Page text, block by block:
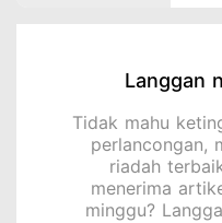
Langgan
Tidak mahu
perlancongan,
riadah
menerima
minggu?